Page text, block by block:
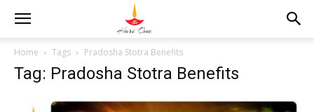
Home Tags Pradosha Stotra Benefits
Tag: Pradosha Stotra Benefits